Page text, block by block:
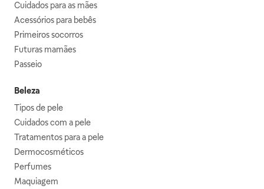
Cuidados para as mães
Acessórios para bebês
Primeiros socorros
Futuras mamães
Passeio
Beleza
Tipos de pele
Cuidados com a pele
Tratamentos para a pele
Dermocosméticos
Perfumes
Maquiagem